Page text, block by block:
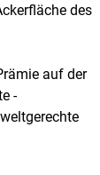
des
auf der
-